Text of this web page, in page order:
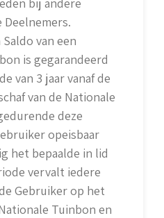
van een
is gegarandeerd
van 3 jaar vanaf de
van de Nationale
deze
opeisbaar
het bepaalde in lid
vervalt iedere
Gebruiker op het
Tuinbon en